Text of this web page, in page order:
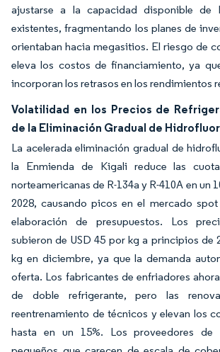
ajustarse a la capacidad disponible de
existentes, fragmentando los planes de
orientaban hacia megasitios. El riesgo de
eleva los costos de financiamiento, ya
incorporan los retrasos en los rendimientos
Volatilidad en los Precios de
de la Eliminación Gradual de
La acelerada eliminación gradual de
la Enmienda de Kigali reduce las
norteamericanas de R-134a y R-410A en un
2028, causando picos en el mercado
elaboración de presupuestos. Los
subieron de USD 45 por kg a principios de
kg en diciembre, ya que la demanda
oferta. Los fabricantes de enfriadores
de doble refrigerante, pero las
reentrenamiento de técnicos y elevan los
hasta en un 15%. Los proveedores de